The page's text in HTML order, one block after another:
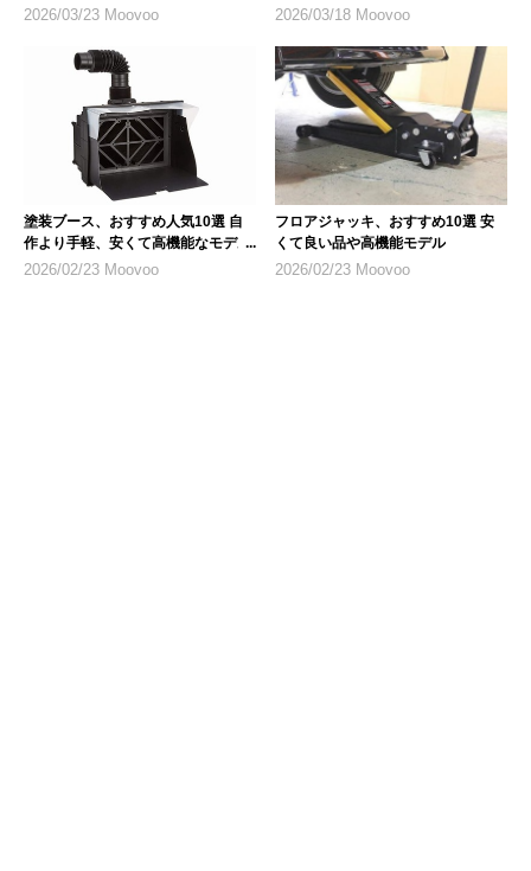
2026/03/23 Moovoo
ム
2026/03/18 Moovoo
塗装ブース、おすすめ人気10選 自
作より手軽、安くて高機能なモデル
を紹介
2026/02/23 Moovoo
フロアジャッキ、おすすめ10選 安
くて良い品や高機能モデル
2026/02/23 Moovoo